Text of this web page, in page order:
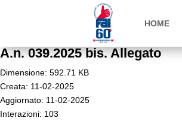
HOME
A.n. 039.2025 bis. Allegato
Dimensione: 592.71 KB
Creata: 11-02-2025
Aggiornato: 11-02-2025
Interazioni: 103